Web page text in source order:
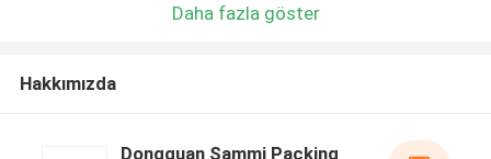
Daha fazla göster
Hakkımızda
Dongguan Sammi Packing